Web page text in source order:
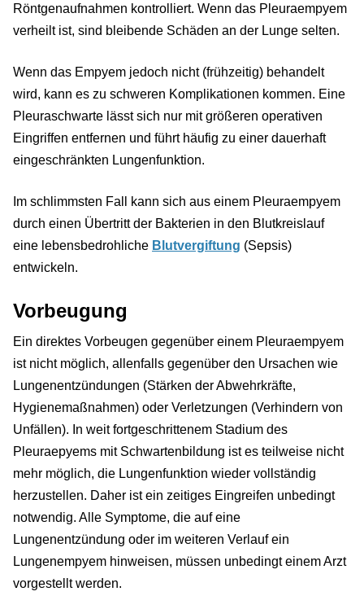
Röntgenaufnahmen kontrolliert. Wenn das Pleuraempyem
verheilt ist, sind bleibende Schäden an der Lunge selten.
Wenn das Empyem jedoch nicht (frühzeitig) behandelt
wird, kann es zu schweren Komplikationen kommen. Eine
Pleuraschwarte lässt sich nur mit größeren operativen
Eingriffen entfernen und führt häufig zu einer dauerhaft
eingeschränkten Lungenfunktion.
Im schlimmsten Fall kann sich aus einem Pleuraempyem
durch einen Übertritt der Bakterien in den Blutkreislauf
eine lebensbedrohliche Blutvergiftung (Sepsis)
entwickeln.
Vorbeugung
Ein direktes Vorbeugen gegenüber einem Pleuraempyem
ist nicht möglich, allenfalls gegenüber den Ursachen wie
Lungenentzündungen (Stärken der Abwehrkräfte,
Hygienemaßnahmen) oder Verletzungen (Verhindern von
Unfällen). In weit fortgeschrittenem Stadium des
Pleuraepyems mit Schwartenbildung ist es teilweise nicht
mehr möglich, die Lungenfunktion wieder vollständig
herzustellen. Daher ist ein zeitiges Eingreifen unbedingt
notwendig. Alle Symptome, die auf eine
Lungenentzündung oder im weiteren Verlauf ein
Lungenempyem hinweisen, müssen unbedingt einem Arzt
vorgestellt werden.